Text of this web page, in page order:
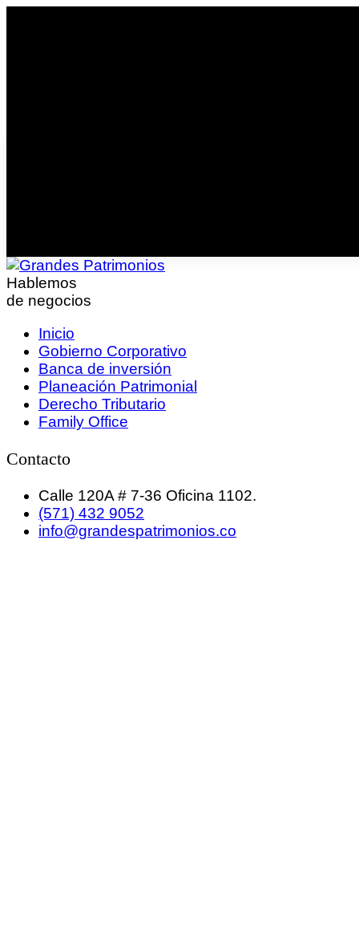
Hablemos
de negocios
Inicio
Gobierno Corporativo
Banca de inversión
Planeación Patrimonial
Derecho Tributario
Family Office
Contacto
Calle 120A # 7-36 Oficina 1102.
(571) 432 9052
info@grandespatrimonios.co